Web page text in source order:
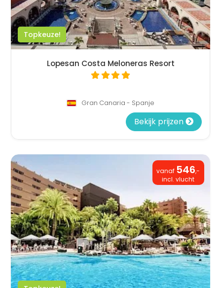
Topkeuze!
Lopesan Costa Meloneras Resort
Gran Canaria - Spanje
Bekijk prijzen
vanaf 546,-
incl. vlucht